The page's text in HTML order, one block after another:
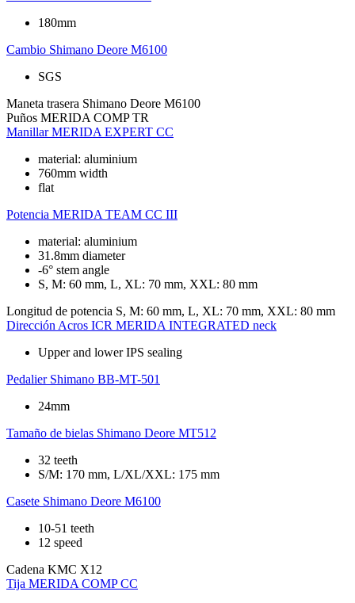
180mm
Cambio Shimano Deore M6100
SGS
Maneta trasera Shimano Deore M6100
Puños MERIDA COMP TR
Manillar MERIDA EXPERT CC
material: aluminium
760mm width
flat
Potencia MERIDA TEAM CC III
material: aluminium
31.8mm diameter
-6° stem angle
S, M: 60 mm, L, XL: 70 mm, XXL: 80 mm
Longitud de potencia S, M: 60 mm, L, XL: 70 mm, XXL: 80 mm
Dirección Acros ICR MERIDA INTEGRATED neck
Upper and lower IPS sealing
Pedalier Shimano BB-MT-501
24mm
Tamaño de bielas Shimano Deore MT512
32 teeth
S/M: 170 mm, L/XL/XXL: 175 mm
Casete Shimano Deore M6100
10-51 teeth
12 speed
Cadena KMC X12
Tija MERIDA COMP CC